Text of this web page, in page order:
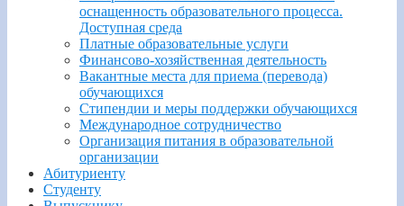
оснащенность образовательного процесса.
Доступная среда
Платные образовательные услуги
Финансово-хозяйственная деятельность
Вакантные места для приема (перевода)
обучающихся
Стипендии и меры поддержки обучающихся
Международное сотрудничество
Организация питания в образовательной
организации
Абитуриенту
Студенту